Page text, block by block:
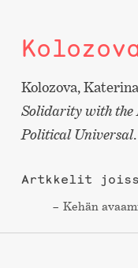
Kolozova,
Solidarity with the
Political Universal
Artkkelit
Kehän